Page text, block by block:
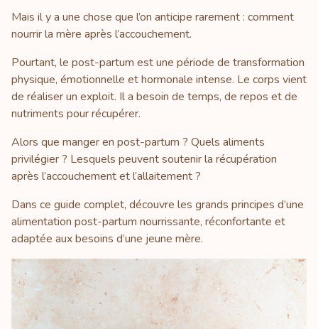
Mais il y a une chose que l’on anticipe rarement : comment
nourrir la mère après l’accouchement.
Pourtant, le post-partum est une période de transformation
physique, émotionnelle et hormonale intense. Le corps vient
de réaliser un exploit. Il a besoin de temps, de repos et de
nutriments pour récupérer.
Alors que manger en post-partum ? Quels aliments
privilégier ? Lesquels peuvent soutenir la récupération
après l’accouchement et l’allaitement ?
Dans ce guide complet, découvre les grands principes d’une
alimentation post-partum nourrissante, réconfortante et
adaptée aux besoins d’une jeune mère.